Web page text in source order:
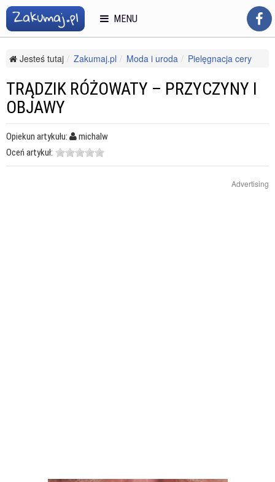
Jesteś tutaj Zakumaj.pl Moda i uroda
Pielęgnacja cery
TRĄDZIK RÓŻOWATY – PRZYCZYNY I
OBJAWY
Opiekun artykułu:
michalw
Oceń artykuł:
Advertising
MENU